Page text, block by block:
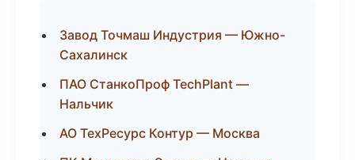
Завод Точмаш Индустрия — Южно-
Сахалинск
ПАО СтанкоПроф TechPlant —
Нальчик
АО ТехРесурс Контур — Москва